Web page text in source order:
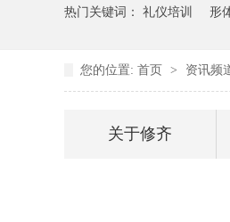
热门关键词： 礼仪培训 形
您的位置: 首页 > 资讯频
关于修齐